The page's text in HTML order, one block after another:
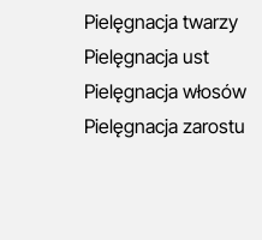
Pielęgnacja twarzy
Pielęgnacja ust
Pielęgnacja włosów
Pielęgnacja zarostu